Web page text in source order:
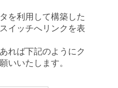
を利用して構築した
イッチへリンクを表
れば下記のようにク
いいたします。